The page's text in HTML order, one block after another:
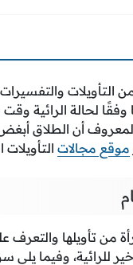
التأويلات
وفقًا لحالة الرائية
أن الطلاق
موقع مجالات
من تأويلها والتعرف
للرائية، وفيما